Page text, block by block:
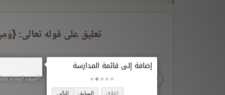
تعليق على قوله تعالى:
تحميل - ع + ع أضف المادة
إغلاق السابق التالي